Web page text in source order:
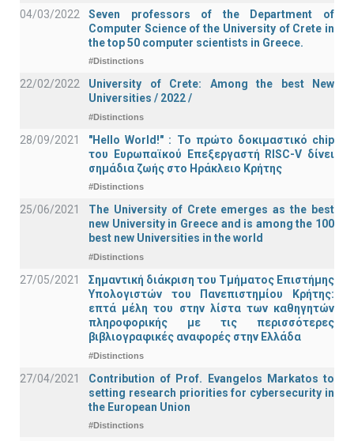
04/03/2022
Seven professors of the Department of
Computer Science of the University of Crete in
the top 50 computer scientists in Greece.
#Distinctions
22/02/2022
University of Crete: Among the best New
Universities / 2022 /
#Distinctions
28/09/2021
"Hello World!" : Το πρώτο δοκιμαστικό chip
του Ευρωπαϊκού Επεξεργαστή RISC-V δίνει
σημάδια ζωής στο Ηράκλειο Κρήτης
#Distinctions
25/06/2021
The University of Crete emerges as the best
new University in Greece and is among the 100
best new Universities in the world
#Distinctions
27/05/2021
Σημαντική διάκριση του Τμήματος Επιστήμης
Υπολογιστών του Πανεπιστημίου Κρήτης:
επτά μέλη του στην λίστα των καθηγητών
πληροφορικής με τις περισσότερες
βιβλιογραφικές αναφορές στην Ελλάδα
#Distinctions
27/04/2021
Contribution of Prof. Evangelos Markatos to
setting research priorities for cybersecurity in
the European Union
#Distinctions